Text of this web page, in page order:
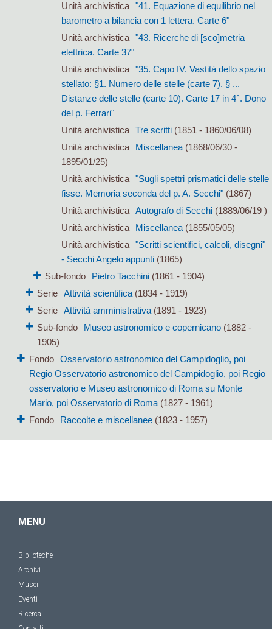
Unità archivistica "41. Equazione di equilibrio nel
barometro a bilancia con 1 lettera. Carte 6"
Unità archivistica "43. Ricerche di [sco]metria
elettrica. Carte 37"
Unità archivistica "35. Capo IV. Vastità dello spazio
stellato: §1. Numero delle stelle (carte 7). § ...
Distanze delle stelle (carte 10). Carte 17 in 4°. Dono
del p. Ferrari"
Unità archivistica Tre scritti(1851 - 1860/06/08)
Unità archivistica
Miscellanea(1868/06/30 -
1895/01/25)
Unità archivistica "Sugli spettri prismatici delle stelle
fisse. Memoria seconda del p. A. Secchi"(1867)
Unità archivistica Autografo di Secchi(1889/06/19 )
Unità archivistica
Miscellanea(1855/05/05)
Unità archivistica "Scritti scientifici, calcoli, disegni"
- Secchi Angelo appunti(1865)
Sub-fondo
Pietro Tacchini (1861 - 1904)
Serie Attività scientifica(1834 - 1919)
Serie Attività amministrativa(1891 - 1923)
Sub-fondo
Museo astronomico e copernicano(1882 -
1905)
Fondo
Osservatorio astronomico del Campidoglio, poi
Regio Osservatorio astronomico del Campidoglio, poi Regio
osservatorio e Museo astronomico di Roma su Monte
Mario, poi Osservatorio di Roma(1827 - 1961)
Fondo
Raccolte e miscellanee(1823 - 1957)
MENU
Biblioteche
Archivi
Musei
Eventi
Ricerca